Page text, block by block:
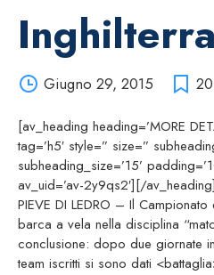
Inghilterra
Giugno 29, 2015
[av_heading heading=’MORE
tag=’h5′ style=” size=”
subheading_size=’15’
av_uid=’av-2y9qs2′][/
PIEVE DI LEDRO – Il
barca a vela nella disciplina
conclusione: dopo due giornate
team iscritti si sono dati